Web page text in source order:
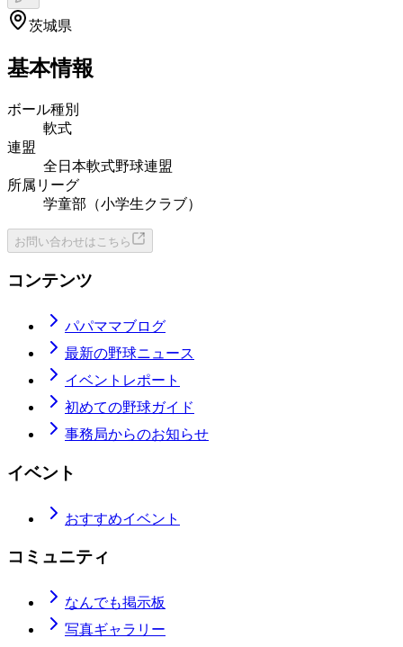
茨城県
基本情報
ボール種別
軟式
連盟
全日本軟式野球連盟
所属リーグ
学童部（小学生クラブ）
お問い合わせはこちら
コンテンツ
パパママブログ
最新の野球ニュース
イベントレポート
初めての野球ガイド
事務局からのお知らせ
イベント
おすすめイベント
コミュニティ
なんでも掲示板
写真ギャラリー